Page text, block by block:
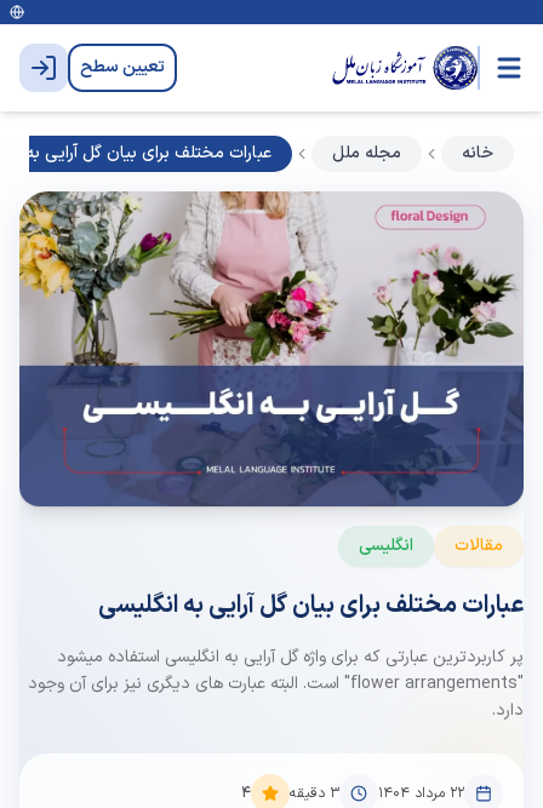
تعیین سطح
خانه مجله ملل عبارات مختلف برای بیان گل آرایی به
مقالات انگلیسی
عبارات مختلف برای بیان گل آرایی به انگلیسی
پر کاربردترین عبارتی که برای واژه گل آرایی به انگلیسی استفاده میشود
"flower arrangements" است. البته عبارت های دیگری نیز برای آن وجود
دارد.
۲۲ مرداد ۱۴۰۴ 3 دقیقه 4